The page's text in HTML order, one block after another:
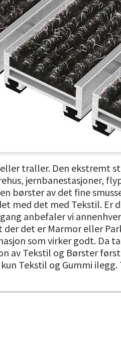
traller. Den ekstremt
jernbanestasjoner,
børster av det fine
med det med Tekstil. Er
anbefaler vi
der det er Marmor eller
som virker godt. Da
av Tekstil og Børster
Tekstil og Gummi